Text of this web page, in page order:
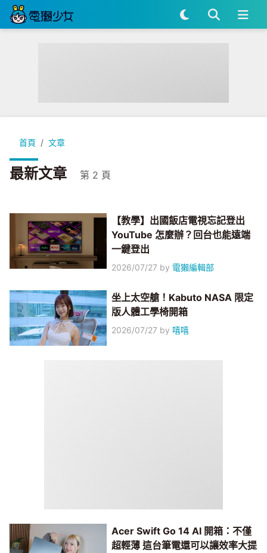
首頁 文章
最新文章 第 2 頁
【教學】出國飯店電視忘記登出
YouTube 怎麼辦？回台也能遠端
一鍵登出
2026/07/27 by 電獺編輯部
坐上太空艙！Kabuto NASA 限定
版人體工學椅開箱
2026/07/27 by 嘻嘻
Acer Swift Go 14 AI 開箱：不僅
超輕薄 這台筆電還可以讓效率大提